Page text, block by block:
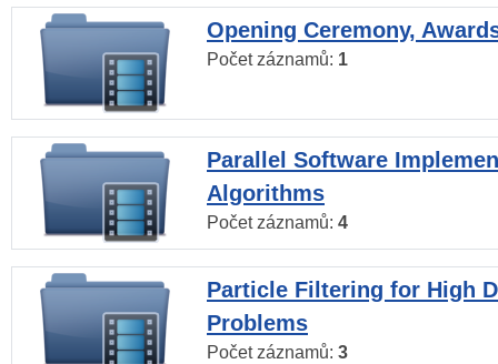
Opening Ceremony,
Počet záznamů: 1
Parallel Software
Algorithms
Počet záznamů: 4
Particle Filtering for High
Problems
Počet záznamů: 3